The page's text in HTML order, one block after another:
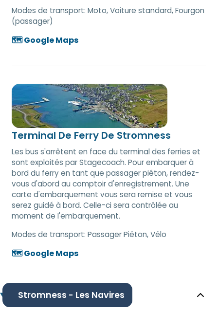
Modes de transport: Moto, Voiture standard, Fourgon
(passager)
🗺️ Google Maps
Terminal De Ferry De Stromness
Les bus s'arrêtent en face du terminal des ferries et
sont exploités par Stagecoach. Pour embarquer à
bord du ferry en tant que passager piéton, rendez-
vous d'abord au comptoir d'enregistrement. Une
carte d'embarquement vous sera remise et vous
serez guidé à bord. Celle-ci sera contrôlée au
moment de l'embarquement.
Modes de transport: Passager Piéton, Vélo
🗺️ Google Maps
Stromness - Les Navires